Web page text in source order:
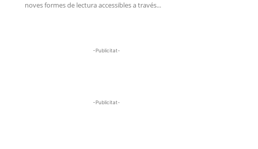
noves formes de lectura accessibles a través...
-Publicitat-
-Publicitat-